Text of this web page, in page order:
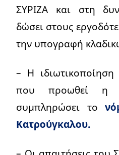
ΣΥΡΙΖΑ και στη
δώσει στους
την υπογραφή
– Η ιδιωτικοποίηση
που προωθεί η
συμπληρώσει το
Κατρούγκαλου.